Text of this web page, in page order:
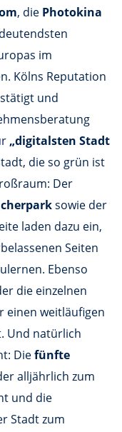
, die Photokina
im
Kölns Reputation
und
„digitalsten Stadt
die so grün ist
Der
sowie der
laden dazu ein,
Seiten
Ebenso
die einzelnen
einen weitläufigen
Und natürlich
Diefünfte
alljährlich zum
und die
Stadt zum